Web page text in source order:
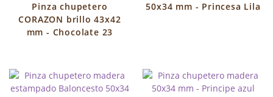
Pinza chupetero
CORAZON brillo 43x42
mm - Chocolate 23
50x34 mm - Princesa Lila